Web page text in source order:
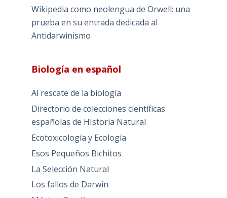
Wikipedia como neolengua de Orwell: una
prueba en su entrada dedicada al
Antidarwinismo
Biología en español
Al rescate de la biología
Directorio de colecciones científicas
españolas de HIstoria Natural
Ecotoxicología y Ecología
Esos Pequeños Bichitos
La Selección Natural
Los fallos de Darwin